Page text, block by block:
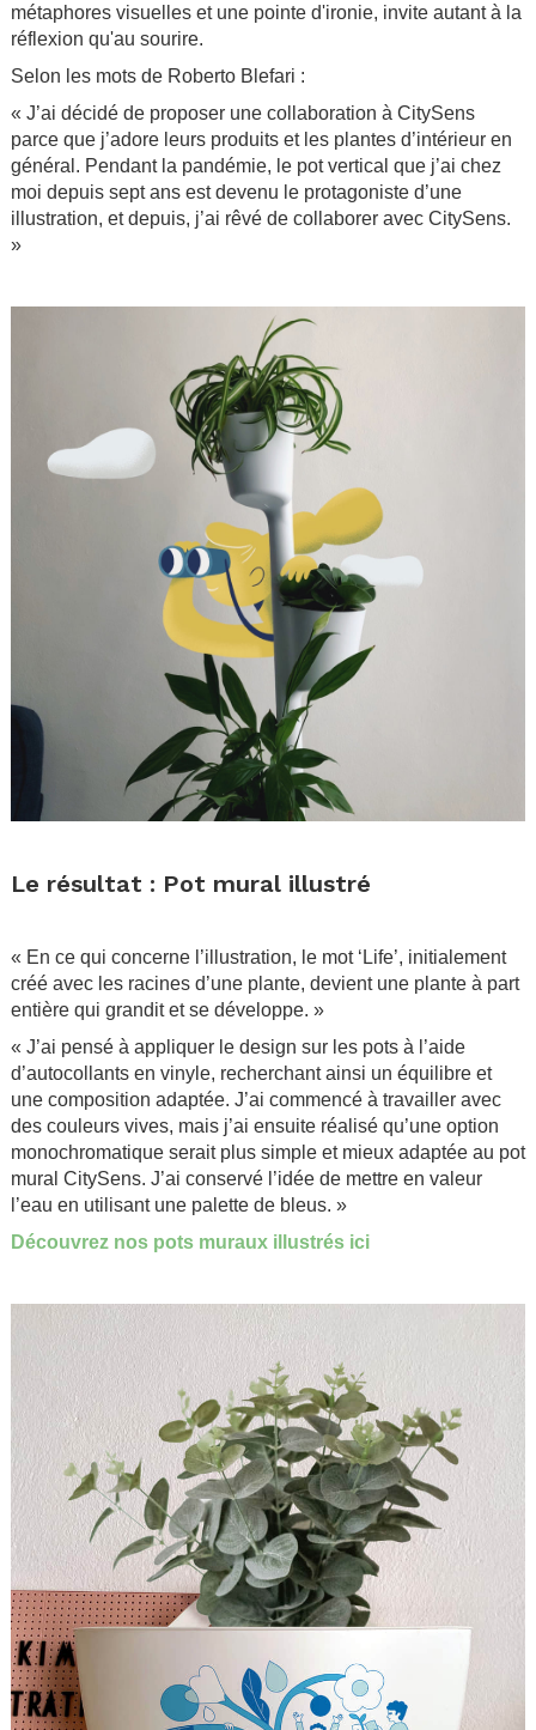
métaphores visuelles et une pointe d'ironie, invite autant à la
réflexion qu'au sourire.
Selon les mots de Roberto Blefari :
« J’ai décidé de proposer une collaboration à CitySens
parce que j’adore leurs produits et les plantes d’intérieur en
général. Pendant la pandémie, le pot vertical que j’ai chez
moi depuis sept ans est devenu le protagoniste d’une
illustration, et depuis, j’ai rêvé de collaborer avec CitySens.
»
Le résultat : Pot mural illustré
« En ce qui concerne l’illustration, le mot ‘Life’, initialement
créé avec les racines d’une plante, devient une plante à part
entière qui grandit et se développe. »
« J’ai pensé à appliquer le design sur les pots à l’aide
d’autocollants en vinyle, recherchant ainsi un équilibre et
une composition adaptée. J’ai commencé à travailler avec
des couleurs vives, mais j’ai ensuite réalisé qu’une option
monochromatique serait plus simple et mieux adaptée au pot
mural CitySens. J’ai conservé l’idée de mettre en valeur
l’eau en utilisant une palette de bleus. »
Découvrez nos pots muraux illustrés ici